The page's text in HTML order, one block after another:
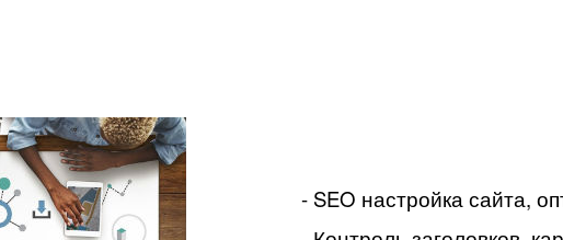
- SEO настройка сайта,